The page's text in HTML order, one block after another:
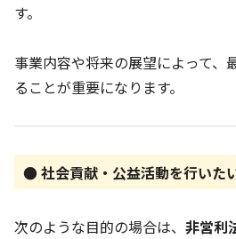
す。
事業内容や将来の展望によって、
ることが重要になります。
● 社会貢献・公益活動を行いた
次のような目的の場合は、 非営利